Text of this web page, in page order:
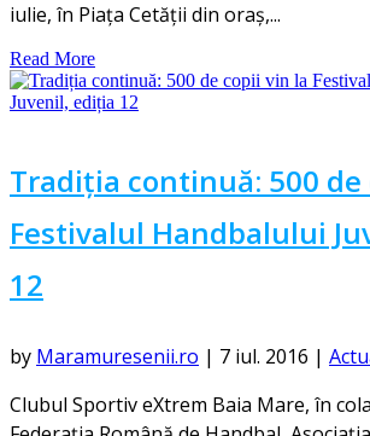
iulie, în Piața Cetății din oraș,...
Read More
Tradiția continuă: 500 de
Festivalul Handbalului
12
by Maramuresenii.ro | 7 iul. 2016 |
Clubul Sportiv eXtrem Baia Mare, în